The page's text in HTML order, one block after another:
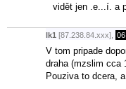
vidět jen .e...í. a
lk1 [87.238.84.xxx],
V tom pripade
draha (mzslim cca
Pouziva to dcera,